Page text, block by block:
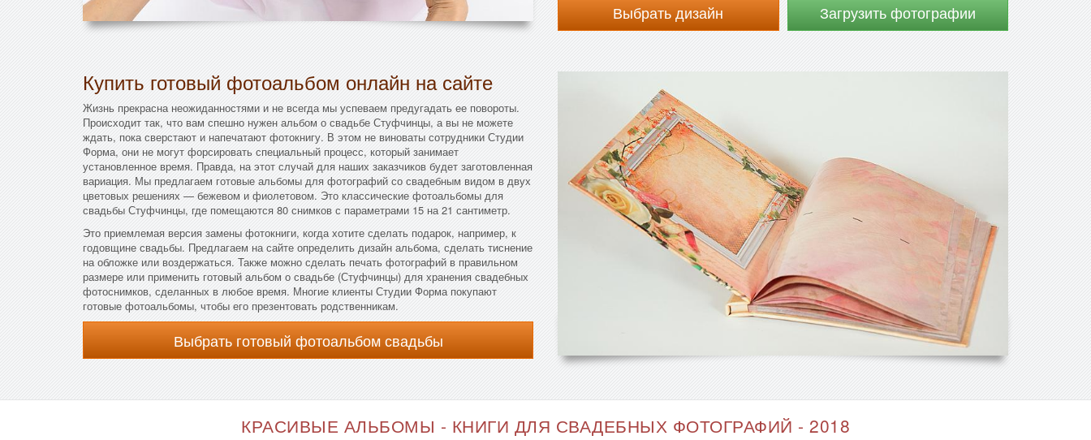
Выбрать дизайн Загрузить фотографии
Купить готовый фотоальбом онлайн на сайте
Жизнь прекрасна неожиданностями и не всегда мы успеваем предугадать ее повороты.
Происходит так, что вам спешно нужен альбом о свадьбе Стуфчинцы, а вы не можете
ждать, пока сверстают и напечатают фотокнигу. В этом не виноваты сотрудники Студии
Форма, они не могут форсировать специальный процесс, который занимает
установленное время. Правда, на этот случай для наших заказчиков будет заготовленная
вариация. Мы предлагаем готовые альбомы для фотографий со свадебным видом в двух
цветовых решениях — бежевом и фиолетовом. Это классические фотоальбомы для
свадьбы Стуфчинцы, где помещаются 80 снимков с параметрами 15 на 21 сантиметр.
Это приемлемая версия замены фотокниги, когда хотите сделать подарок, например, к
годовщине свадьбы. Предлагаем на сайте определить дизайн альбома, сделать тиснение
на обложке или воздержаться. Также можно сделать печать фотографий в правильном
размере или применить готовый альбом о свадьбе (Стуфчинцы) для хранения свадебных
фотоснимков, сделанных в любое время. Многие клиенты Студии Форма покупают
готовые фотоальбомы, чтобы его презентовать родственникам.
Выбрать готовый фотоальбом свадьбы
КРАСИВЫЕ АЛЬБОМЫ - КНИГИ ДЛЯ СВАДЕБНЫХ ФОТОГРАФИЙ - 2018